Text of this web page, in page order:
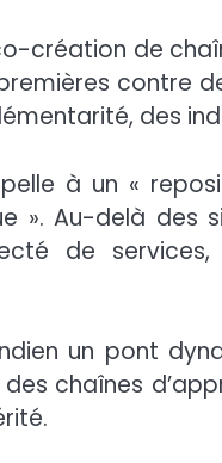
création de
contre
des
à un «
». Au-delà des
de
un pont
chaînes